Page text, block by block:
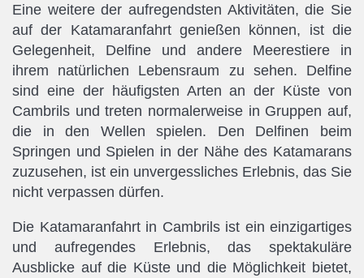
Eine weitere der aufregendsten Aktivitäten, die Sie
auf der Katamaranfahrt genießen können, ist die
Gelegenheit, Delfine und andere Meerestiere in
ihrem natürlichen Lebensraum zu sehen. Delfine
sind eine der häufigsten Arten an der Küste von
Cambrils und treten normalerweise in Gruppen auf,
die in den Wellen spielen. Den Delfinen beim
Springen und Spielen in der Nähe des Katamarans
zuzusehen, ist ein unvergessliches Erlebnis, das Sie
nicht verpassen dürfen.
Die Katamaranfahrt in Cambrils ist ein einzigartiges
und aufregendes Erlebnis, das spektakuläre
Ausblicke auf die Küste und die Möglichkeit bietet,